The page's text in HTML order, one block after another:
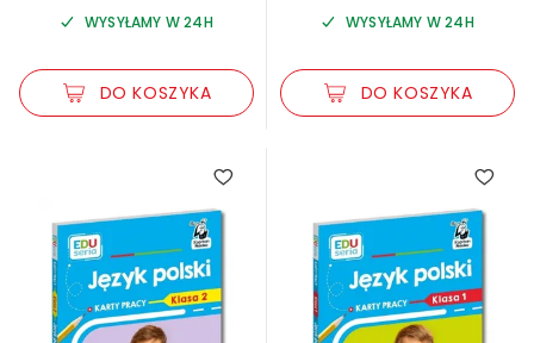
WYSYŁAMY W 24H
DO KOSZYKA
WYSYŁAMY W 24H
DO KOSZYKA